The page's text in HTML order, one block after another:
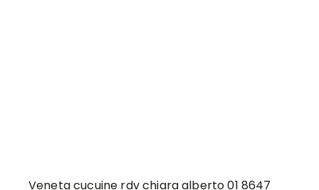
Veneta cucuine rdv chiara alberto 01 8647